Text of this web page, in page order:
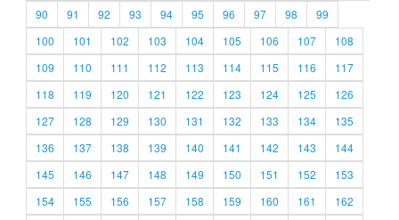
90
91 92 93 94 95 96 97 98
99
100
101 102 103 104 105 106 107
108
109
110 111 112 113 114 115 116
117
118
119 120 121 122 123 124 125
126
127
128 129 130 131 132 133 134
135
136
137 138 139 140 141 142 143
144
145
146 147 148 149 150 151 152
153
154
155 156 157 158 159 160 161
162